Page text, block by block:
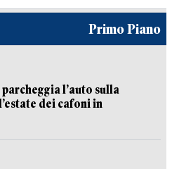
Primo Piano
l’auto sulla
dei cafoni in